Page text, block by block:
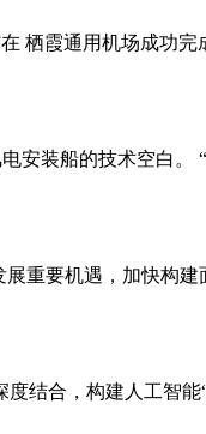
栖霞通用机场成功
装船的技术空白。
重要机遇，加快构
结合，构建人工智